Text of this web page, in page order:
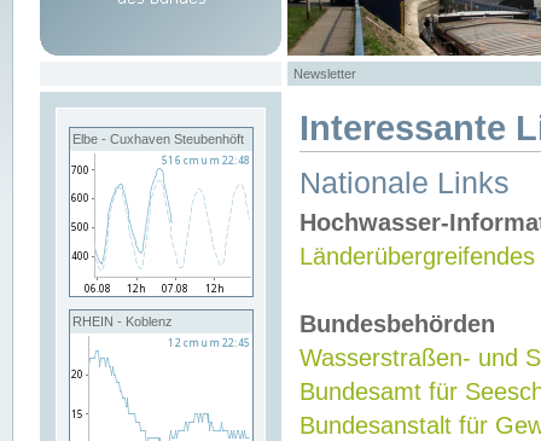
Newsletter
Elbe - Cuxhaven Steubenhöft
RHEIN - Koblenz
Interessante
Nationale Links
Hochwasser-
Bundesbehörden
Wasserstraßen- und
Bundesamt für
Bundesanstalt für